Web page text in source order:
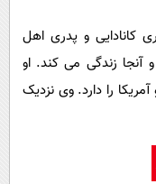
کانادایی و پدری اهل
زندگی می کند. او
را دارد. وی نزدیک